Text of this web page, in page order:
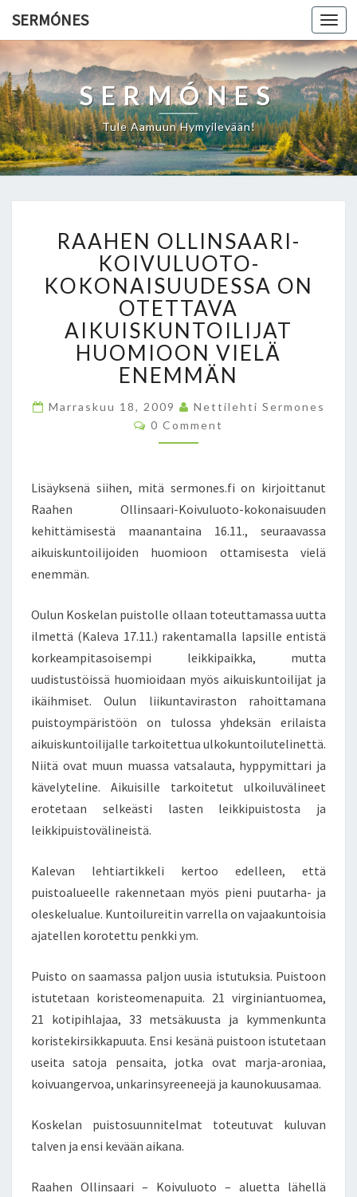
SERMÓNES
SERMÓNES
Tule Aamuun Hymyilevään!
A
H
E
O
L
L
I
N
S
A
I
-
O
I
L
O
O
-
K
O
K
O
N
A
U
D
S
O
N
O
E
T
T
A
K
RAAHEN OLLINSAARI-
KOIVULUOTO-
KOKONAISUUDESSA ON
OTETTAVA
AIKUISKUNTOILIJAT
HUOMIOON VIELÄ
ENEMMÄN
Marraskuu 18, 2009
Nettilehti Sermones
C
O
N
T
S
0 Comment
Lisäyksenä siihen, mitä sermones.fi on kirjoittanut
Raahen Ollinsaari-Koivuluoto-kokonaisuuden
kehittämisestä maanantaina 16.11., seuraavassa
aikuiskuntoilijoiden huomioon ottamisesta vielä
enemmän.
Oulun Koskelan puistolle ollaan toteuttamassa uutta
ilmettä (Kaleva 17.11.) rakentamalla lapsille entistä
korkeampitasoisempi leikkipaikka, mutta
uudistustöissä huomioidaan myös aikuiskuntoilijat ja
ikäihmiset. Oulun liikuntaviraston rahoittamana
puistoympäristöön on tulossa yhdeksän erilaista
aikuiskuntoilijalle tarkoitettua ulkokuntoilutelinettä.
Niitä ovat muun muassa vatsalauta, hyppymittari ja
kävelyteline. Aikuisille tarkoitetut ulkoiluvälineet
erotetaan selkeästi lasten leikkipuistosta ja
leikkipuistovälineistä.
Kalevan lehtiartikkeli kertoo edelleen, että
puistoalueelle rakennetaan myös pieni puutarha- ja
oleskelualue. Kuntoilureitin varrella on vajaakuntoisia
ajatellen korotettu penkki ym.
Puisto on saamassa paljon uusia istutuksia. Puistoon
istutetaan koristeomenapuita. 21 virginiantuomea,
21 kotipihlajaa, 33 metsäkuusta ja kymmenkunta
koristekirsikkapuuta. Ensi kesänä puistoon istutetaan
useita satoja pensaita, jotka ovat marja-aroniaa,
koivuangervoa, unkarinsyreeneejä ja kaunokuusamaa.
Koskelan puistosuunnitelmat toteutuvat kuluvan
talven ja ensi kevään aikana.
Raahen Ollinsaari – Koivuluoto – aluetta lähellä